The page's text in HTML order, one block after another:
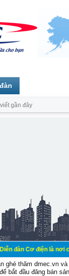
là nơi chia sẽ
ghé thăm dmec.vn
để bắt đầu đăng bán
gần đây